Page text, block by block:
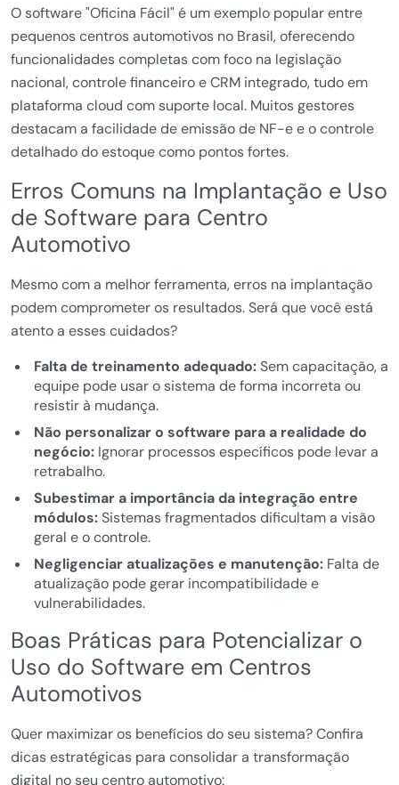
O software "Oficina Fácil" é um exemplo popular entre
pequenos centros automotivos no Brasil, oferecendo
funcionalidades completas com foco na legislação
nacional, controle financeiro e CRM integrado, tudo em
plataforma cloud com suporte local. Muitos gestores
destacam a facilidade de emissão de NF-e e o controle
detalhado do estoque como pontos fortes.
Erros Comuns na Implantação e Uso
de Software para Centro
Automotivo
Mesmo com a melhor ferramenta, erros na implantação
podem comprometer os resultados. Será que você está
atento a esses cuidados?
Falta de treinamento adequado:Sem capacitação, a
equipe pode usar o sistema de forma incorreta ou
resistir à mudança.
Não personalizar o software para a realidade do
negócio:Ignorar processos específicos pode levar a
retrabalho.
Subestimar a importância da integração entre
módulos:Sistemas fragmentados dificultam a visão
geral e o controle.
Negligenciar atualizações e manutenção:Falta de
atualização pode gerar incompatibilidade e
vulnerabilidades.
Boas Práticas para Potencializar o
Uso do Software em Centros
Automotivos
Quer maximizar os benefícios do seu sistema? Confira
dicas estratégicas para consolidar a transformação
digital no seu centro automotivo: